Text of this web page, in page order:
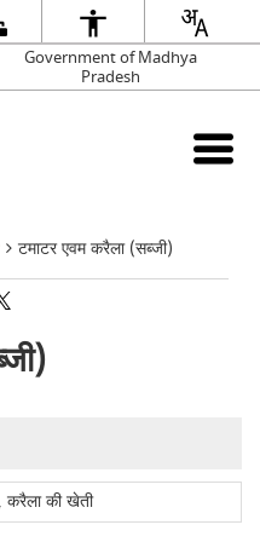
Government of Madhya
Pradesh
टमाटर एवम करैला (सब्जी)